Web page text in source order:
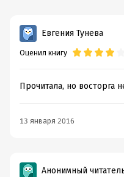
Евгения Тунева
Оценил книгу
Прочитала, но восторга
13 января 2016
Анонимный